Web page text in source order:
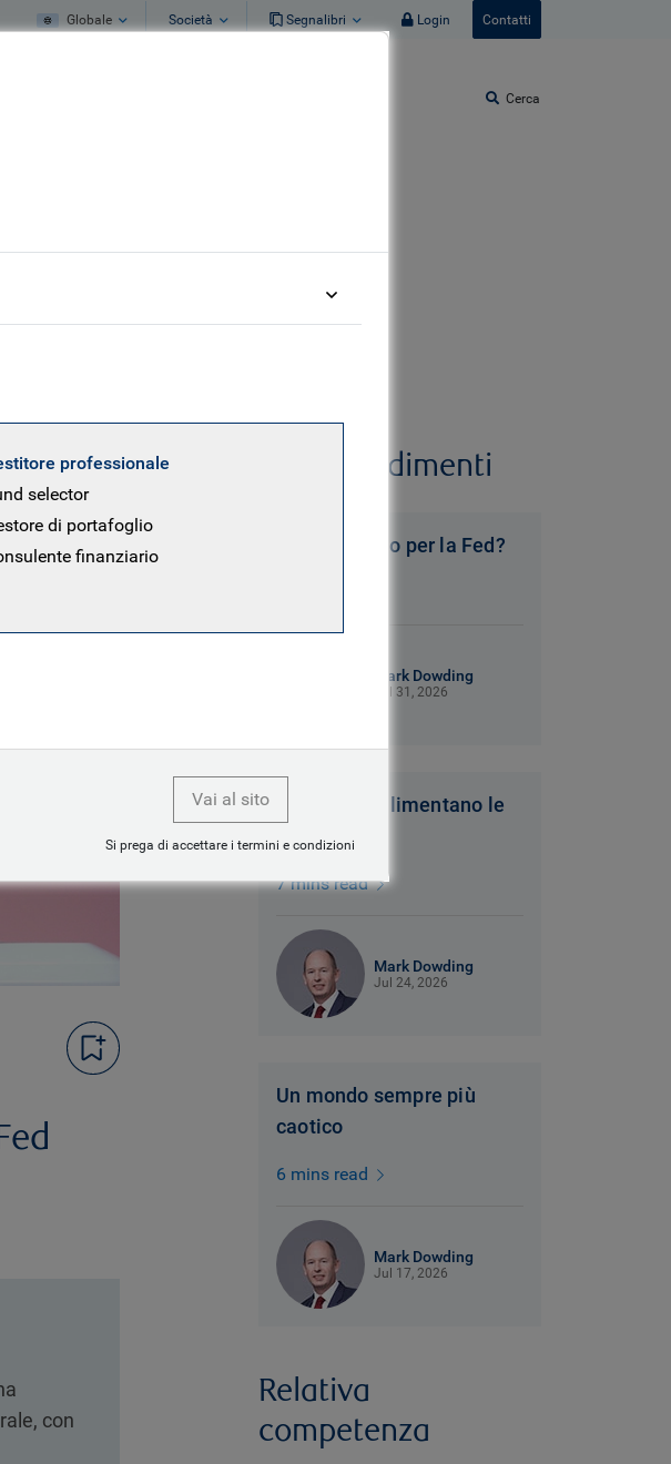
Globale Società Segnalibri Login Contatti
Cerca
con
Relativi
approfondimenti
Nessun piano per la Fed?
Mark Dowding
Jul 31, 2026
Venti caldi alimentano le
fiamme
7 mins read
Mark Dowding
Jul 24, 2026
Un mondo sempre più
caotico
6 mins read
Mark Dowding
Jul 17, 2026
Relativa
competenza
professionale
selector
di portafoglio
finanziario
Vai al sito
Si prega di accettare i termini e condizioni